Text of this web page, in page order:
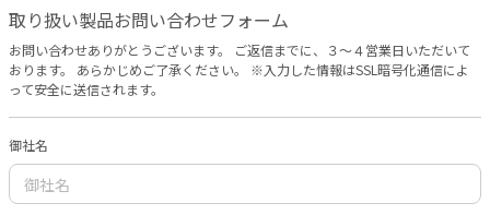
取り扱い製品お問い合わせフォーム
お問い合わせありがとうございます。 ご返信までに、３〜４営業日いただいて
おります。 あらかじめご了承ください。 ※入力した情報はSSL暗号化通信によ
って安全に送信されます。
御社名